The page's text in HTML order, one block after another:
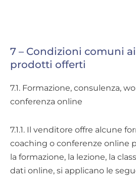
7 – Condizioni comuni
prodotti offerti
7.1. Formazione, consulenza,
conferenza online
7.1.1. Il venditore offre alcune
coaching o conferenze online
la formazione, la lezione, la
dati online, si applicano le